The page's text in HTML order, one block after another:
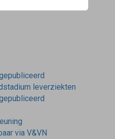
leverziekten
via V&VN